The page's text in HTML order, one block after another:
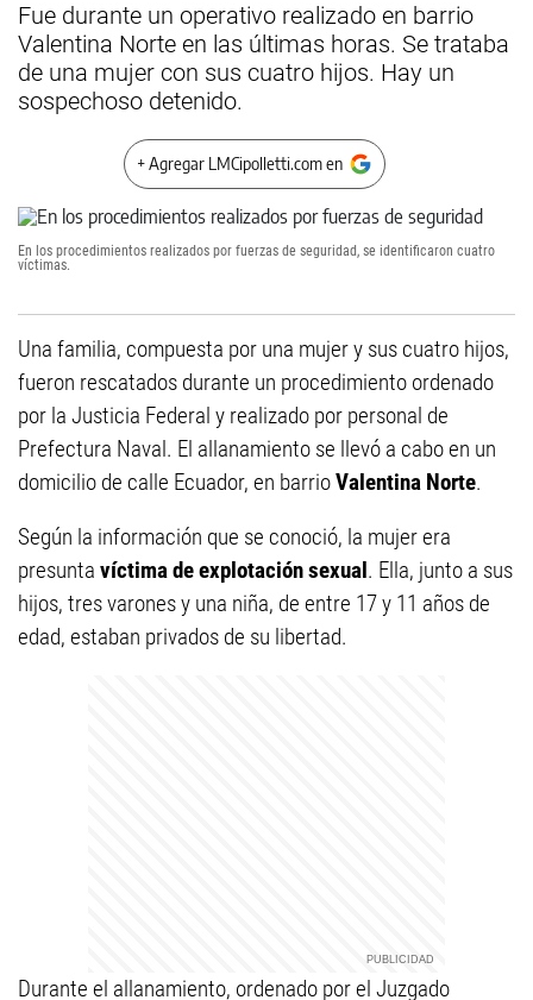
Fue durante un operativo realizado en barrio
Valentina Norte en las últimas horas. Se trataba
de una mujer con sus cuatro hijos. Hay un
sospechoso detenido.
+ Agregar LMCipolletti.com en
En los procedimientos realizados por fuerzas de seguridad, se identificaron cuatro
víctimas.
Una familia, compuesta por una mujer y sus cuatro hijos,
fueron rescatados durante un procedimiento ordenado
por la Justicia Federal y realizado por personal de
Prefectura Naval. El allanamiento se llevó a cabo en un
domicilio de calle Ecuador, en barrioValentina Norte.
Según la información que se conoció, la mujer era
presunta víctima de explotación sexual. Ella, junto a sus
hijos, tres varones y una niña, de entre 17 y 11 años de
edad, estaban privados de su libertad.
Durante el allanamiento, ordenado por el Juzgado